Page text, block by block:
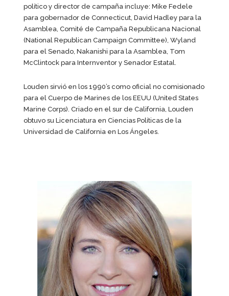
político y director de campaña incluye: Mike Fedele
para gobernador de Connecticut, David Hadley para la
Asamblea, Comité de Campaña Republicana Nacional
(National Republican Campaign Committee), Wyland
para el Senado, Nakanishi para la Asamblea, Tom
McClintock para Internventor y Senador Estatal.
Louden sirvió en los 1990’s como oficial no comisionado
para el Cuerpo de Marines de los EEUU (United States
Marine Corps). Criado en el sur de California, Louden
obtuvo su Licenciatura en Ciencias Políticas de la
Universidad de California en Los Ángeles.